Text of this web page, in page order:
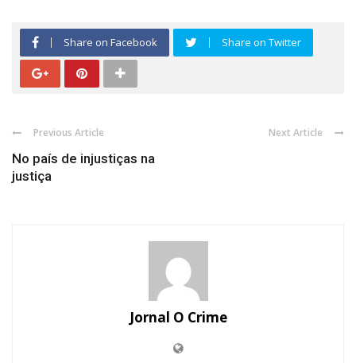
Share on Facebook Share on Twitter
Previous Article
No país de injustiças na
justiça
Next Article
Jornal O Crime